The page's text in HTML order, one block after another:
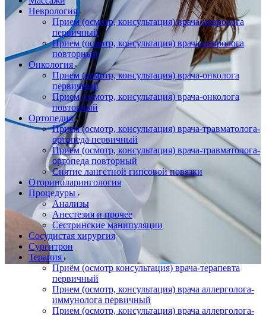
Неврология
Прием (осмотр, консультация) врача-невролога
первичный
Прием (осмотр, консультация) врача-невролога
повторный
Онкология
Прием (осмотр, консультация) врача-онколога
первичный
Прием (осмотр, консультация) врача-онколога
повторный
Ортопедия
Прием (осмотр, консультация) врача-травматолога-
ортопеда первичный
Прием (осмотр, консультация) врача-травматолога-
ортопеда повторный
Снятие лангетной гипсовой повязки
Оториноларингология
Процедуры
Анализы
Анестезия и прочее
Сестринские манипуляции
Сосудистая хирургия
Сургитрон
Терапия
Приём (осмотр консультация) врача-терапевта
первичный
Прием (осмотр, консультация) врача аллерголога-
иммунолога первичный
Прием (осмотр, консультация) врача аллерголога-